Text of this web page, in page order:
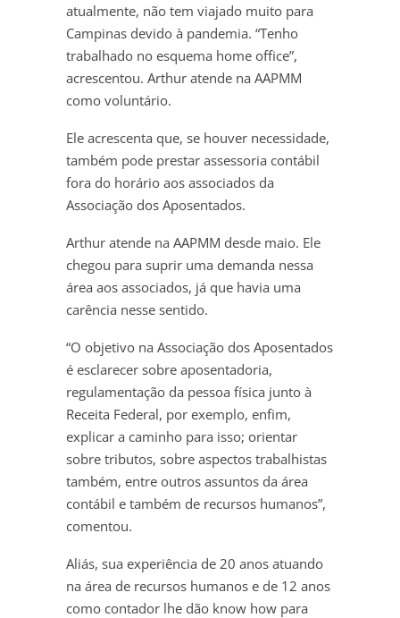
atualmente, não tem viajado muito para
Campinas devido à pandemia. “Tenho
trabalhado no esquema home office”,
acrescentou. Arthur atende na AAPMM
como voluntário.
Ele acrescenta que, se houver necessidade,
também pode prestar assessoria contábil
fora do horário aos associados da
Associação dos Aposentados.
Arthur atende na AAPMM desde maio. Ele
chegou para suprir uma demanda nessa
área aos associados, já que havia uma
carência nesse sentido.
“O objetivo na Associação dos Aposentados
é esclarecer sobre aposentadoria,
regulamentação da pessoa física junto à
Receita Federal, por exemplo, enfim,
explicar a caminho para isso; orientar
sobre tributos, sobre aspectos trabalhistas
também, entre outros assuntos da área
contábil e também de recursos humanos”,
comentou.
Aliás, sua experiência de 20 anos atuando
na área de recursos humanos e de 12 anos
como contador lhe dão know how para